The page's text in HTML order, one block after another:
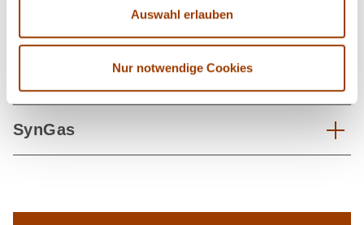
Auswahl erlauben
Nur notwendige Cookies
Forschungsprojekte Grüne
Verfahrenstechnik
SynGas